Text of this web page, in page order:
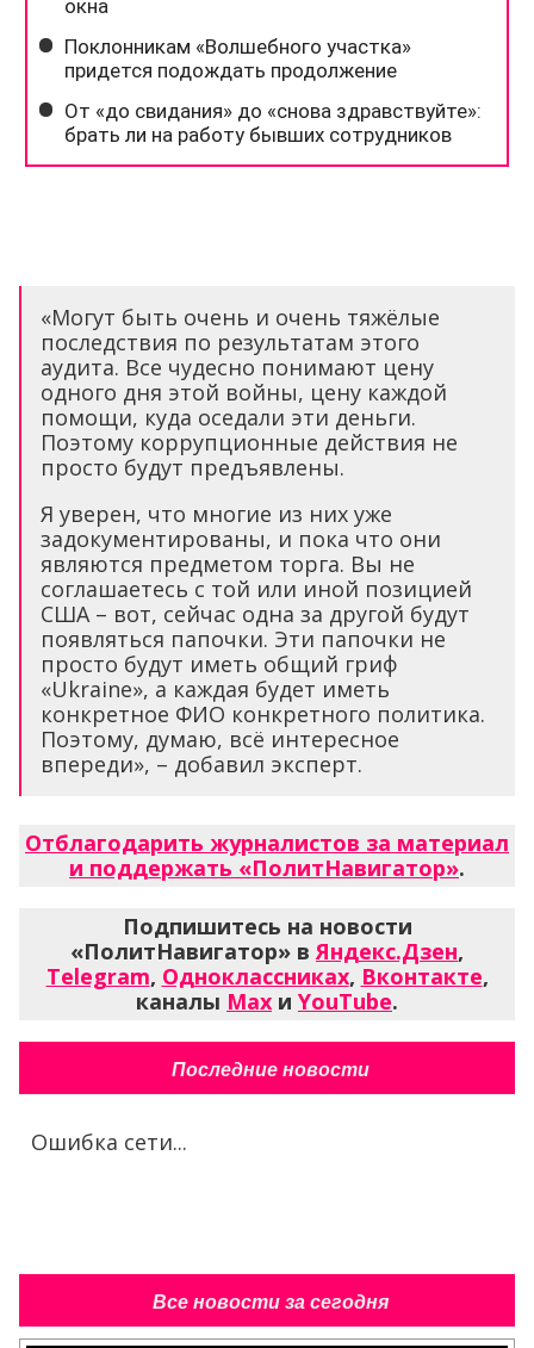
«Могут быть очень и очень тяжёлые
последствия по результатам этого
аудита. Все чудесно понимают цену
одного дня этой войны, цену каждой
помощи, куда оседали эти деньги.
Поэтому коррупционные действия не
просто будут предъявлены.
Я уверен, что многие из них уже
задокументированы, и пока что они
являются предметом торга. Вы не
соглашаетесь с той или иной позицией
США – вот, сейчас одна за другой будут
появляться папочки. Эти папочки не
просто будут иметь общий гриф
«Ukraine», а каждая будет иметь
конкретное ФИО конкретного политика.
Поэтому, думаю, всё интересное
впереди», – добавил эксперт.
Отблагодарить журналистов за материал
и поддержать «ПолитНавигатор».
Подпишитесь на новости
«ПолитНавигатор» вЯндекс.Дзен,
Telegram, Одноклассниках, Вконтакте,
каналы Max и YouTube.
Последние новости
Ошибка сети...
Все новости за сегодня